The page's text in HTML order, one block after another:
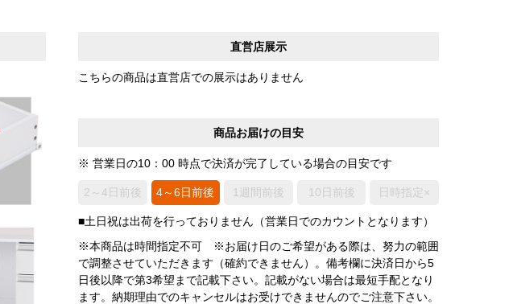
直営店展示
こちらの商品は直営店での展示はありません
商品お届けの目安
※ 営業日の10：00 時点で決済が完了している場合の目安です
2～4日前後 4～6日前後 1週間前後 10日前後 日時指定×
■土日祝は出荷を行っておりません（営業日でのカウントとなります）
※本商品は時間指定不可 ※お届け日のご希望がある際は、努力の範囲
で調整させていただきます（確約できません）。備考欄に決済日から5
日後以降で第3希望まで記載下さい。記載がない場合は最短手配となり
ます。納期理由でのキャンセルはお受けできませんのでご注意下さい。